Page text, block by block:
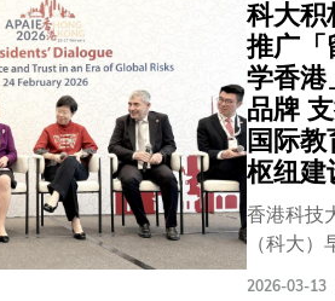
愈来愈重
视科技辅
助，这些
趋势正改
变大家对
学习空间
的要求。
他指出，
随着教学
模式不断
科大积
推广「
学香港
品牌
国际教
枢纽建
香港科技
（科大）
2026-03-13